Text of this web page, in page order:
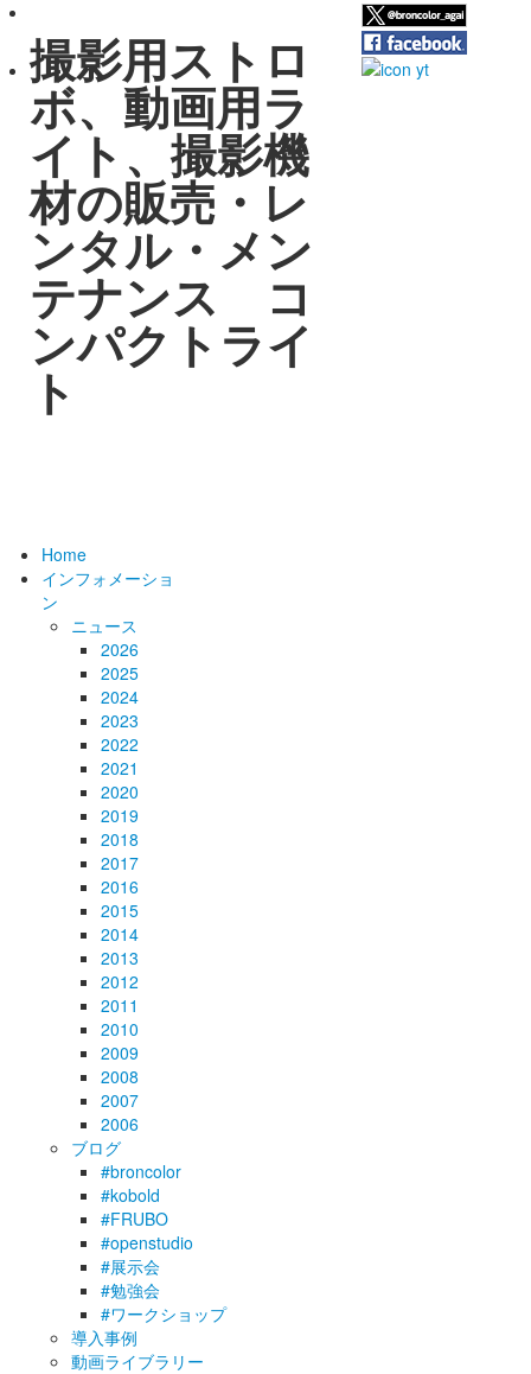
撮影用ストロ
ボ、動画用ラ
イト、撮影機
材の販売・レ
ンタル・メン
テナンス コ
ンパクトライ
ト
Home
インフォメーショ
ン
ニュース
2026
2025
2024
2023
2022
2021
2020
2019
2018
2017
2016
2015
2014
2013
2012
2011
2010
2009
2008
2007
2006
ブログ
#broncolor
#kobold
#FRUBO
#openstudio
#展示会
#勉強会
#ワークショップ
導入事例
動画ライブラリー